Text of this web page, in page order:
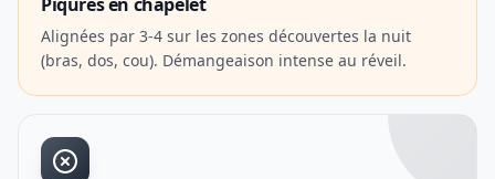
Alignées par 3-4 sur les zones découvertes la nuit
(bras, dos, cou). Démangeaison intense au réveil.